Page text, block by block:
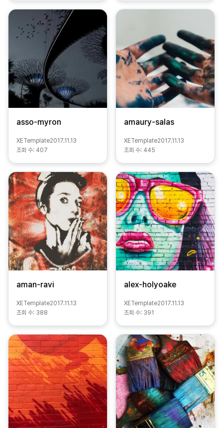
asso-myron
XETemplate2017.11.13
조회 수: 407
amaury-salas
XETemplate2017.11.13
조회 수: 445
aman-ravi
XETemplate2017.11.13
조회 수: 388
alex-holyoake
XETemplate2017.11.13
조회 수: 391